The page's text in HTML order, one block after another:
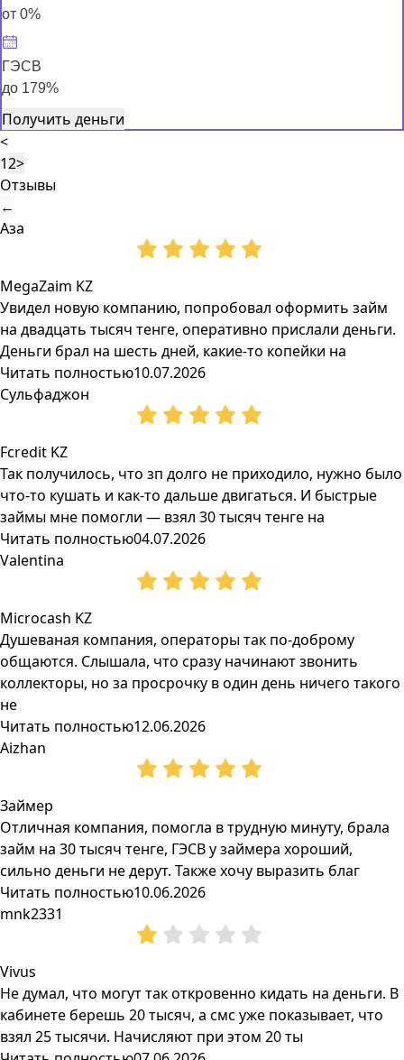
от 0%
ГЭСВ
до 179%
Получить деньги
<
12>
Отзывы
←
Аза
MegaZaim KZ
Увидел новую компанию, попробовал оформить займ
на двадцать тысяч тенге, оперативно прислали деньги.
Деньги брал на шесть дней, какие-то копейки на
Читать полностью10.07.2026
Сульфаджон
Fcredit KZ
Так получилось, что зп долго не приходило, нужно было
что-то кушать и как-то дальше двигаться. И быстрые
займы мне помогли — взял 30 тысяч тенге на
Читать полностью04.07.2026
Valentina
Microcash KZ
Душеваная компания, операторы так по-доброму
общаются. Слышала, что сразу начинают звонить
коллекторы, но за просрочку в один день ничего такого
не
Читать полностью12.06.2026
Aizhan
Займер
Отличная компания, помогла в трудную минуту, брала
займ на 30 тысяч тенге, ГЭСВ у займера хороший,
сильно деньги не дерут. Также хочу выразить благ
Читать полностью10.06.2026
mnk2331
Vivus
Не думал, что могут так откровенно кидать на деньги. В
кабинете берешь 20 тысяч, а смс уже показывает, что
взял 25 тысячи. Начисляют при этом 20 ты